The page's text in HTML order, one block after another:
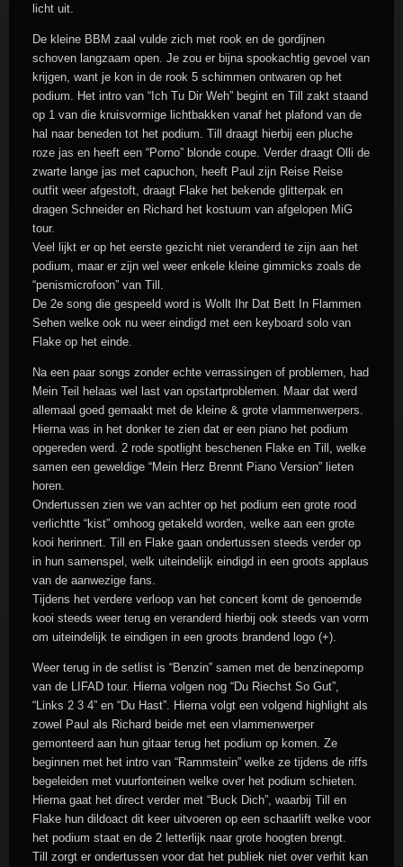
licht uit.
De kleine BBM zaal vulde zich met rook en de gordijnen
schoven langzaam open. Je zou er bijna spookachtig gevoel van
krijgen, want je kon in de rook 5 schimmen ontwaren op het
podium. Het intro van “Ich Tu Dir Weh” begint en Till zakt staand
op 1 van die kruisvormige lichtbakken vanaf het plafond van de
hal naar beneden tot het podium. Till draagt hierbij een pluche
roze jas en heeft een “Porno” blonde coupe. Verder draagt Olli de
zwarte lange jas met capuchon, heeft Paul zijn Reise Reise
outfit weer afgestoft, draagt Flake het bekende glitterpak en
dragen Schneider en Richard het kostuum van afgelopen MiG
tour.
Veel lijkt er op het eerste gezicht niet veranderd te zijn aan het
podium, maar er zijn wel weer enkele kleine gimmicks zoals de
“penismicrofoon” van Till.
De 2e song die gespeeld word is Wollt Ihr Dat Bett In Flammen
Sehen welke ook nu weer eindigd met een keyboard solo van
Flake op het einde.
Na een paar songs zonder echte verrassingen of problemen, had
Mein Teil helaas wel last van opstartproblemen. Maar dat werd
allemaal goed gemaakt met de kleine & grote vlammenwerpers.
Hierna was in het donker te zien dat er een piano het podium
opgereden werd. 2 rode spotlight beschenen Flake en Till, welke
samen een geweldige “Mein Herz Brennt Piano Version” lieten
horen.
Ondertussen zien we van achter op het podium een grote rood
verlichtte “kist” omhoog getakeld worden, welke aan een grote
kooi herinnert. Till en Flake gaan ondertussen steeds verder op
in hun samenspel, welk uiteindelijk eindigd in een groots applaus
van de aanwezige fans.
Tijdens het verdere verloop van het concert komt de genoemde
kooi steeds weer terug en veranderd hierbij ook steeds van vorm
om uiteindelijk te eindigen in een groots brandend logo (+).
Weer terug in de setlist is “Benzin” samen met de benzinepomp
van de LIFAD tour. Hierna volgen nog “Du Riechst So Gut”,
“Links 2 3 4” en “Du Hast”. Hierna volgt een volgend highlight als
zowel Paul als Richard beide met een vlammenwerper
gemonteerd aan hun gitaar terug het podium op komen. Ze
beginnen met het intro van “Rammstein” welke ze tijdens de riffs
begeleiden met vuurfonteinen welke over het podium schieten.
Hierna gaat het direct verder met “Buck Dich”, waarbij Till en
Flake hun dildoact dit keer uitvoeren op een schaarlift welke voor
het podium staat en de 2 letterlijk naar grote hoogten brengt.
Till zorgt er ondertussen voor dat het publiek niet over verhit kan